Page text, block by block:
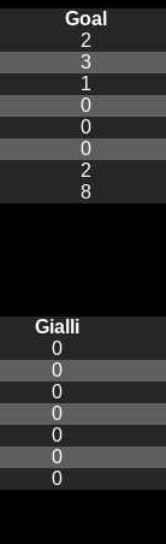
Goal
2
3
1
0
0
0
2
8
Gialli
0
0
0
0
0
0
0